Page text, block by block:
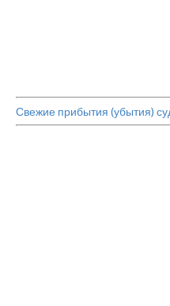
Свежие прибытия (убытия)